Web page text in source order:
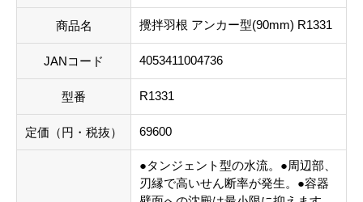
商品名 攪拌羽根 アンカー型(90mm) R1331
JANコード 4053411004736
型番 R1331
定価（円・税抜） 69600
●タンジェント型の水流。●周辺部、
刃縁で高いせん断率が発生。●容器